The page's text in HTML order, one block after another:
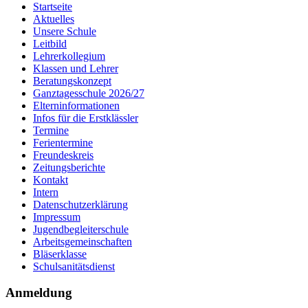
Startseite
Aktuelles
Unsere Schule
Leitbild
Lehrerkollegium
Klassen und Lehrer
Beratungskonzept
Ganztagesschule 2026/27
Elterninformationen
Infos für die Erstklässler
Termine
Ferientermine
Freundeskreis
Zeitungsberichte
Kontakt
Intern
Datenschutzerklärung
Impressum
Jugendbegleiterschule
Arbeitsgemeinschaften
Bläserklasse
Schulsanitätsdienst
Anmeldung